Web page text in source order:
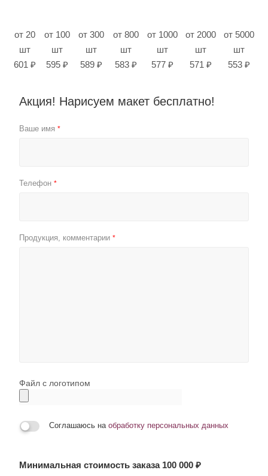
от 20
шт
601 ₽
от 100
шт
595 ₽
от 300
шт
589 ₽
от 800
шт
583 ₽
от 1000
шт
577 ₽
от 2000
шт
571 ₽
от 5000
шт
553 ₽
Акция! Нарисуем макет бесплатно!
Ваше имя *
Телефон *
Продукция, комментарии *
Файл с логотипом
Соглашаюсь на обработку персональных данных
Минимальная стоимость заказа 100 000 ₽